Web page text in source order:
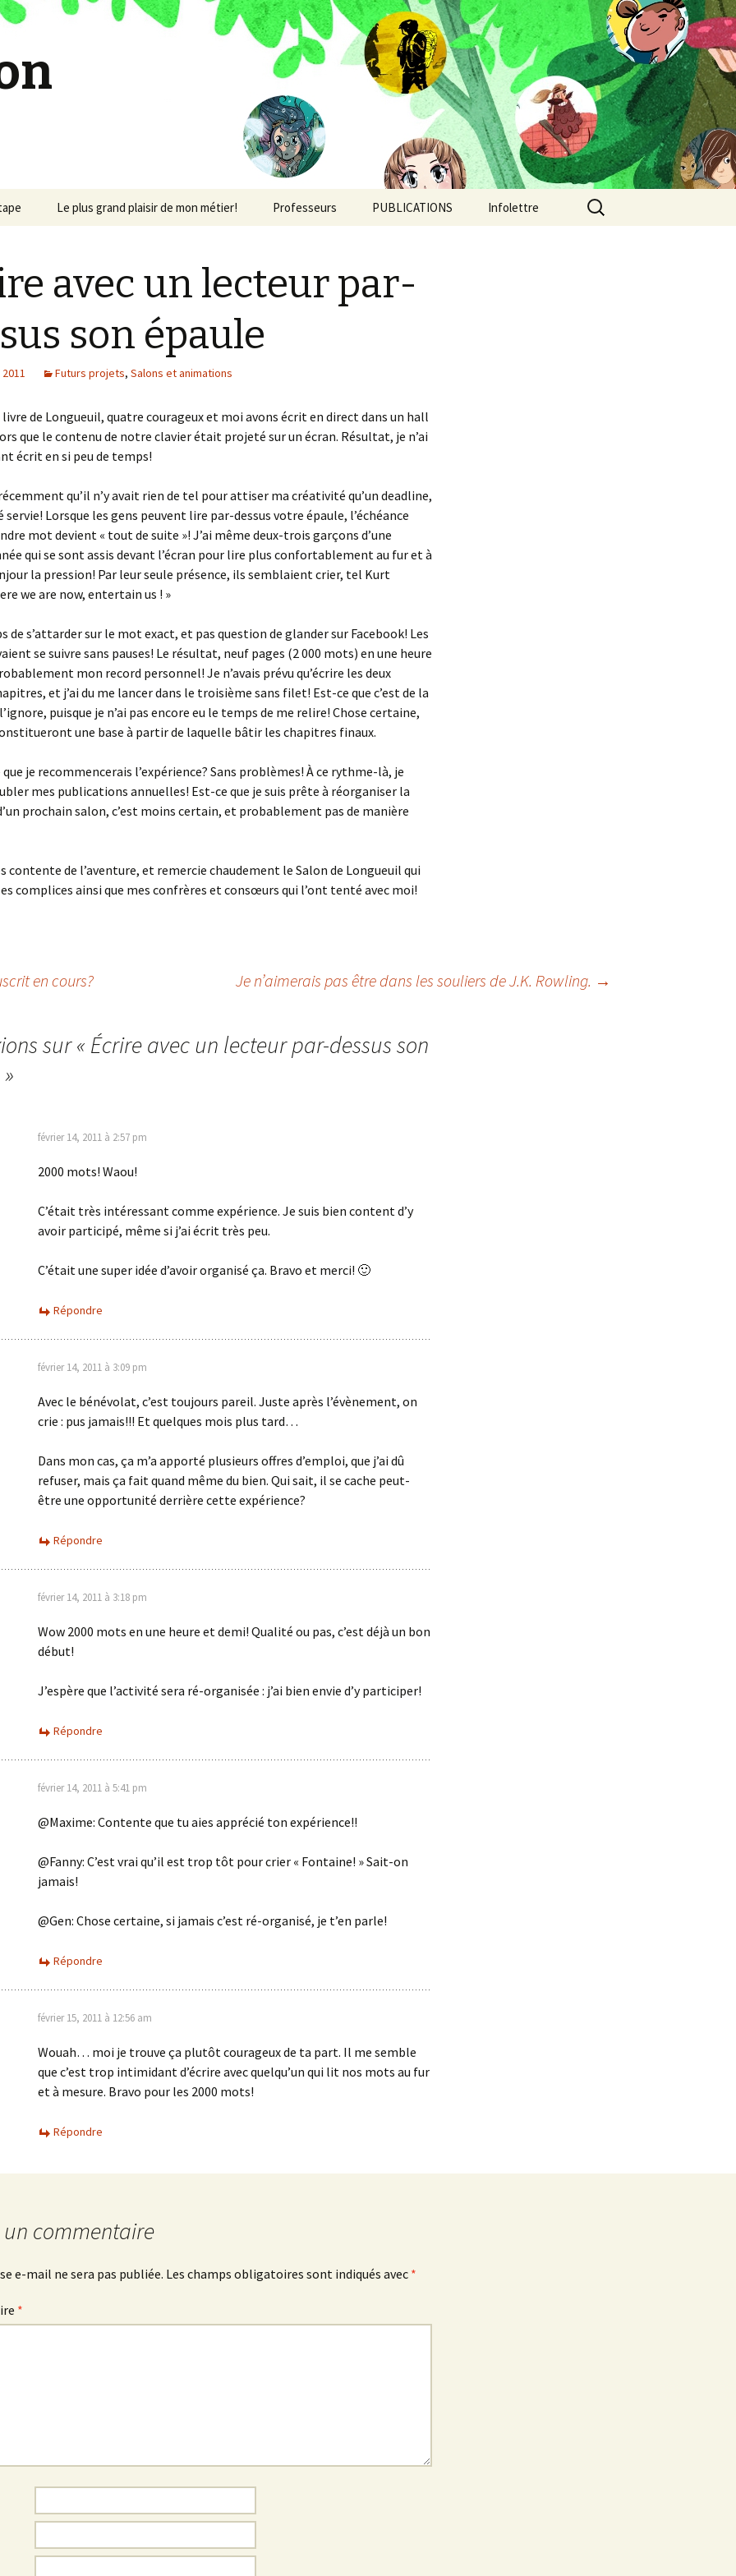
Le plus grand plaisir de mon métier! Professeurs PUBLICATIONS
Chroniques post-
apocalyptiques
Des Nouvelles du futur
La promesse du fleuve
Les Abysses
Pétronille inc.
Victor Cordi
Le Soutermonde
Le gardien des soirs de
bridge
Simon et la galette
d’intelligence
Infolettre Rechercher :
avec un lecteur par-
son épaule
Futurs projets, Salons et animations
livre de Longueuil, quatre courageux et moi avons écrit en direct dans un hall
que le contenu de notre clavier était projeté sur un écran. Résultat, je n’ai
écrit en si peu de temps!
qu’il n’y avait rien de tel pour attiser ma créativité qu’un deadline,
servie! Lorsque les gens peuvent lire par-dessus votre épaule, l’échéance
mot devient « tout de suite »! J’ai même deux-trois garçons d’une
qui se sont assis devant l’écran pour lire plus confortablement au fur et à
la pression! Par leur seule présence, ils semblaient crier, tel Kurt
we are now, entertain us ! »
de s’attarder sur le mot exact, et pas question de glander sur Facebook! Les
se suivre sans pauses! Le résultat, neuf pages (2 000 mots) en une heure
mon record personnel! Je n’avais prévu qu’écrire les deux
et j’ai du me lancer dans le troisième sans filet! Est-ce que c’est de la
puisque je n’ai pas encore eu le temps de me relire! Chose certaine,
une base à partir de laquelle bâtir les chapitres finaux.
je recommencerais l’expérience? Sans problèmes! À ce rythme-là, je
mes publications annuelles! Est-ce que je suis prête à réorganiser la
prochain salon, c’est moins certain, et probablement pas de manière
contente de l’aventure, et remercie chaudement le Salon de Longueuil qui
complices ainsi que mes confrères et consœurs qui l’ont tenté avec moi!
en cours? Je n’aimerais pas être dans les souliers de J.K. Rowling. →
sur « Écrire avec un lecteur par-dessus son
»
février 14, 2011 à 2:57 pm
2000 mots! Waou!
C’était très intéressant comme expérience. Je suis bien content d’y
avoir participé, même si j’ai écrit très peu.
C’était une super idée d’avoir organisé ça. Bravo et merci! 🙂
Répondre
février 14, 2011 à 3:09 pm
Avec le bénévolat, c’est toujours pareil. Juste après l’évènement, on
crie : pus jamais!!! Et quelques mois plus tard…
Dans mon cas, ça m’a apporté plusieurs offres d’emploi, que j’ai dû
refuser, mais ça fait quand même du bien. Qui sait, il se cache peut-
être une opportunité derrière cette expérience?
Répondre
février 14, 2011 à 3:18 pm
Wow 2000 mots en une heure et demi! Qualité ou pas, c’est déjà un bon
début!
J’espère que l’activité sera ré-organisée : j’ai bien envie d’y participer!
Répondre
février 14, 2011 à 5:41 pm
@Maxime: Contente que tu aies apprécié ton expérience!!
@Fanny: C’est vrai qu’il est trop tôt pour crier « Fontaine! » Sait-on
jamais!
@Gen: Chose certaine, si jamais c’est ré-organisé, je t’en parle!
Répondre
février 15, 2011 à 12:56 am
Wouah… moi je trouve ça plutôt courageux de ta part. Il me semble
que c’est trop intimidant d’écrire avec quelqu’un qui lit nos mots au fur
et à mesure. Bravo pour les 2000 mots!
Répondre
un commentaire
e-mail ne sera pas publiée. Les champs obligatoires sont indiqués avec *
*